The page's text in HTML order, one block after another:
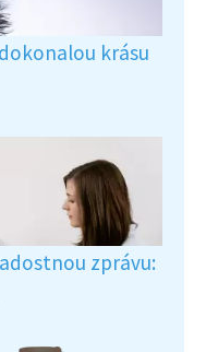
krásu
zprávu: